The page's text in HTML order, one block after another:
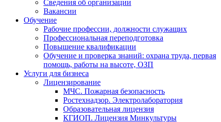
Сведения об организации
Вакансии
Обучение
Рабочие профессии, должности служащих
Профессиональная переподготовка
Повышение квалификации
Обучение и проверка знаний: охрана труда, первая
помощь, работы на высоте, ОЗП
Услуги для бизнеса
Лицензирование
МЧС. Пожарная безопасность
Ростехнадзор. Электролаборатория
Образовательная лицензия
КГИОП. Лицензия Минкультуры